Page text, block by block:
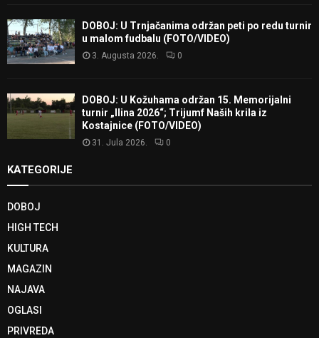
DOBOJ: U Trnjačanima održan peti po redu turnir
u malom fudbalu (FOTO/VIDEO)
3. Augusta 2026. 0
DOBOJ: U Kožuhama održan 15. Memorijalni
turnir „Ilina 2026“; Trijumf Naših krila iz
Kostajnice (FOTO/VIDEO)
31. Jula 2026. 0
KATEGORIJE
DOBOJ
HIGH TECH
KULTURA
MAGAZIN
NAJAVA
OGLASI
PRIVREDA